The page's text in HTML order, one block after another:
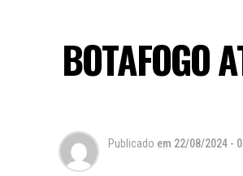
BOTAFOGO
Publicado em 22/08/2024 -